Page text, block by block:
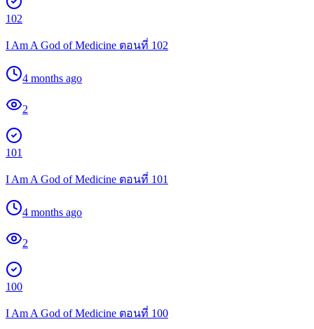
102
I Am A God of Medicine ตอนที่ 102
4 months ago
2
101
I Am A God of Medicine ตอนที่ 101
4 months ago
2
100
I Am A God of Medicine ตอนที่ 100